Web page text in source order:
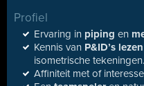
Profiel
Ervaring in piping en
Kennis van P&ID’s
isometrische tekeningen.
Affiniteit met of